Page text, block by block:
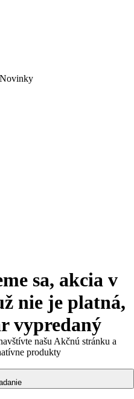
Novinky
sa, akcia v
nie je platná,
vypredaný
našu Akčnú stránku a
produkty